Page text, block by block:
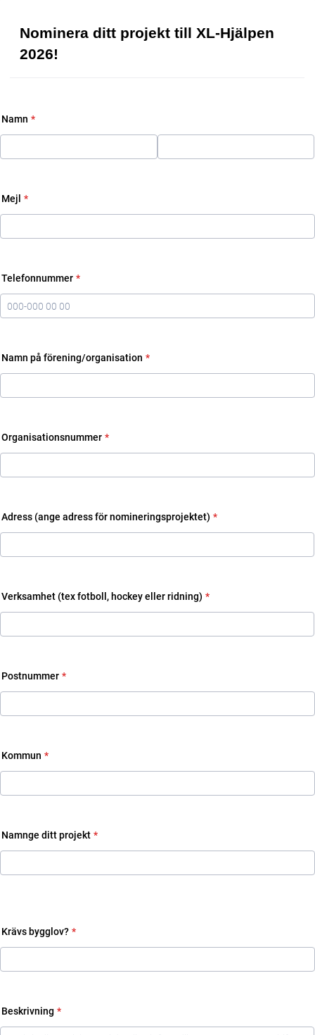
Nominera ditt projekt till XL-Hjälpen
2026!
Namn *
Mejl *
Telefonnummer *
Namn på förening/organisation *
Organisationsnummer *
Adress (ange adress för nomineringsprojektet) *
Verksamhet (tex fotboll, hockey eller ridning) *
Postnummer *
Kommun *
Namnge ditt projekt *
Krävs bygglov? *
Beskrivning *